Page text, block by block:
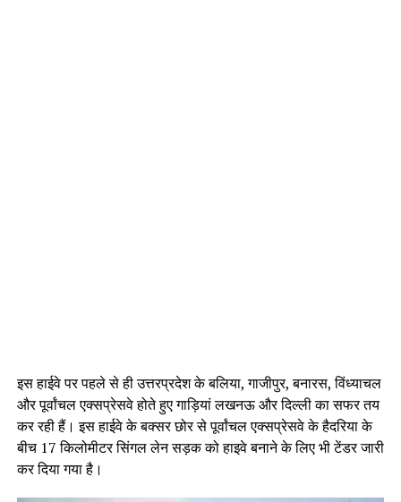
इस हाईवे पर पहले से ही उत्तरप्रदेश के बलिया, गाजीपुर, बनारस, विंध्याचल
और पूर्वांचल एक्सप्रेसवे होते हुए गाड़ियां लखनऊ और दिल्ली का सफर तय
कर रही हैं। इस हाईवे के बक्सर छोर से पूर्वांचल एक्सप्रेसवे के हैदरिया के
बीच 17 किलोमीटर सिंगल लेन सड़क को हाइवे बनाने के लिए भी टेंडर जारी
कर दिया गया है।